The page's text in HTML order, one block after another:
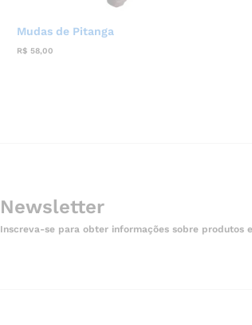
Mudas de Pitanga
R$ 58,00
Newsletter
Inscreva-se para obter informações sobre produtos